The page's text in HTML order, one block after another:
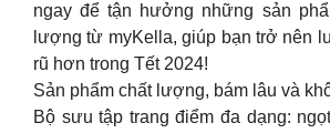
ngay để tận hưởng những sản
lượng từ myKella, giúp bạn trở nên
rũ hơn trong Tết 2024!
Sản phẩm chất lượng, bám lâu và
Bộ sưu tập trang điểm đa dạng: